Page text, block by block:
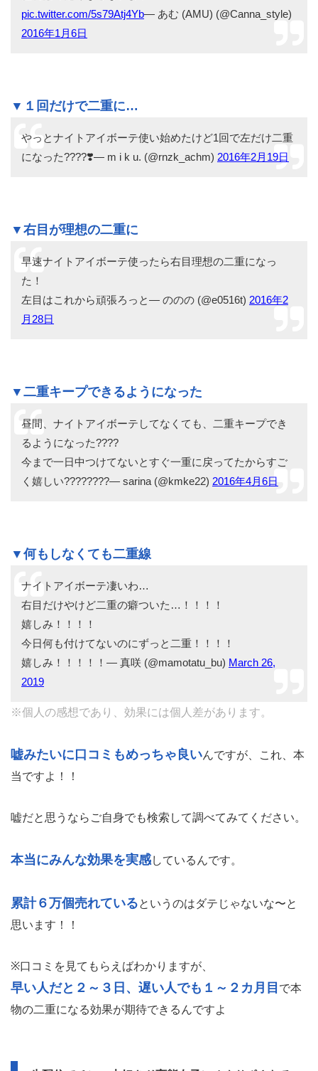
pic.twitter.com/5s79Atj4Yb— あむ (AMU) (@Canna_style)
2016年1月6日
▼１回だけで二重に…
やっとナイトアイボーテ使い始めたけど1回で左だけ二重
になった????❣️— m i k u. (@rnzk_achm) 2016年2月19日
▼右目が理想の二重に
早速ナイトアイボーテ使ったら右目理想の二重になっ
た！
左目はこれから頑張ろっと— ののの (@e0516t) 2016年2
月28日
▼二重キープできるようになった
昼間、ナイトアイボーテしてなくても、二重キープでき
るようになった????
今まで一日中つけてないとすぐ一重に戻ってたからすご
く嬉しい????????— sarina (@kmke22) 2016年4月6日
▼何もしなくても二重線
ナイトアイボーテ凄いわ…
右目だけやけど二重の癖ついた…！！！！
嬉しみ！！！！
今日何も付けてないのにずっと二重！！！！
嬉しみ！！！！！— 真咲 (@mamotatu_bu) March 26,
2019
※個人の感想であり、効果には個人差があります。
嘘みたいに口コミもめっちゃ良いんですが、これ、本
当ですよ！！
嘘だと思うならご自身でも検索して調べてみてください。
本当にみんな効果を実感しているんです。
累計６万個売れているというのはダテじゃないな〜と
思います！！
※口コミを見てもらえばわかりますが、
早い人だと２～３日、遅い人でも１～２カ月目 で本
物の二重になる効果が期待できるんですよ